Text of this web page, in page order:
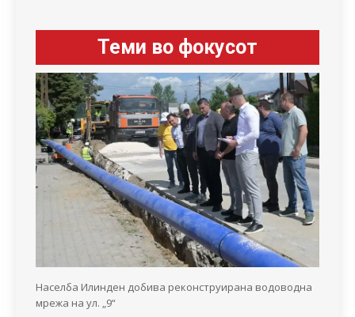
Теми во фокусот
Населба Илинден добива реконструирана водоводна
мрежа на ул. „9“